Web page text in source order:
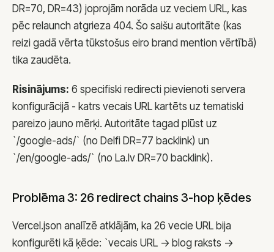
DR=70, DR=43) joprojām norāda uz veciem URL, kas
pēc relaunch atgrieza 404. Šo saišu autoritāte (kas
reizi gadā vērta tūkstošus eiro brand mention vērtībā)
tika zaudēta.
Risinājums: 6 specifiski redirecti pievienoti servera
konfigurācijā - katrs vecais URL kartēts uz tematiski
pareizo jauno mērķi. Autoritāte tagad plūst uz
`/google-ads/` (no Delfi DR=77 backlink) un
`/en/google-ads/` (no La.lv DR=70 backlink).
Problēma 3: 26 redirect chains 3-hop ķēdes
Vercel.json analīzē atklājām, ka 26 vecie URL bija
konfigurēti kā ķēde: `vecais URL -> blog raksts ->